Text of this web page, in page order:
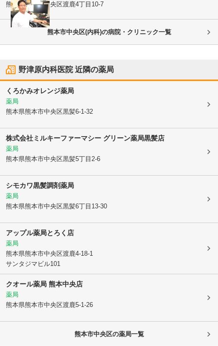
熊本県熊本市中央区渡鹿4丁目10-7
熊本市中央区(内科)の病院・クリニック一覧
野津原内科医院近隣の薬局
くろかみオレンジ薬局
薬局
熊本県熊本市中央区黒髪6-1-32
株式会社ミルキーファーマシー グリーン薬局黒髪店
薬局
熊本県熊本市中央区黒髪5丁目2-6
シモカワ黒髪調剤薬局
薬局
熊本県熊本市中央区黒髪6丁目13-30
アップル薬局とろく店
薬局
熊本県熊本市中央区渡鹿4-18-1
サンタジマビル101
クオール薬局 熊本中央店
薬局
熊本県熊本市中央区渡鹿5-1-26
熊本市中央区の薬局一覧